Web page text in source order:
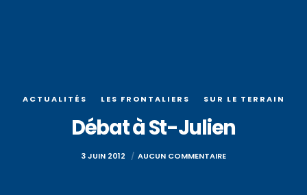
ACTUALITÉS LES FRONTALIERS SUR LE TERRAIN
Débat à St-Julien
3 JUIN 2012 AUCUN COMMENTAIRE